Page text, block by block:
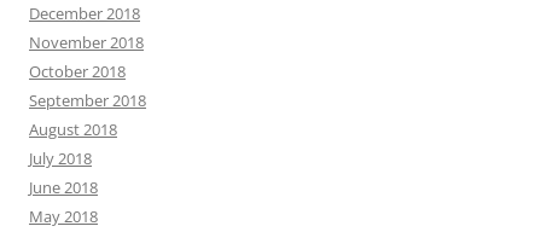
December 2018
November 2018
October 2018
September 2018
August 2018
July 2018
June 2018
May 2018